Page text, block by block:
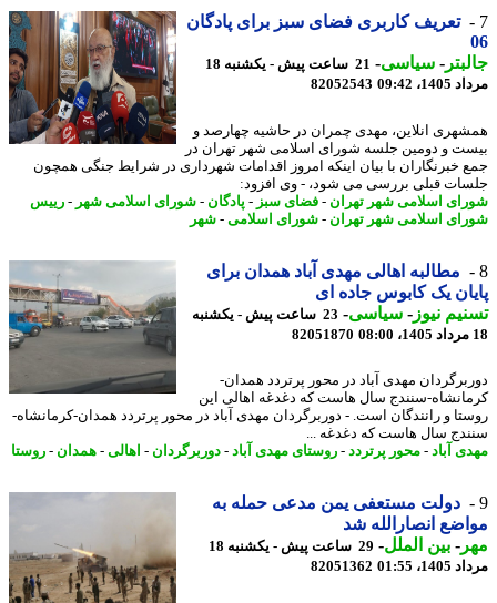
تعریف کاربری فضای سبز برای پادگان
-سیاسی-
21 ساعت پیش - یکشنبه 18
09:42
82052543
انلاین، مهدی چمران در حاشیه چهارصد و
و دومین جلسه شورای اسلامی شهر تهران در
خبرنگاران با بیان اینکه امروز اقدامات شهرداری در شرایط جنگی همچون
قبلی بررسی می شود، - وی افزود:
اسلامی شهر تهران- فضای سبز -پادگان-شورای اسلامی شهر -رییس
اسلامی شهر تهران- شورای اسلامی-شهر
مطالبه اهالی مهدی آباد همدان برای
یک کابوس جاده ای
نیوز-سیاسی-
23 ساعت پیش - یکشنبه
82051870
مهدی آباد در محور پرتردد همدان-
سنندج سال هاست که دغدغه اهالی این
و رانندگان است. - دوربرگردان مهدی آباد در محور پرتردد همدان-کرمانشاه-
سال هاست که دغدغه ...
آباد- محور پرتردد - روستای مهدی آباد- دوربرگردان - اهالی-همدان- روستا
دولت مستعفی یمن مدعی حمله به
انصارالله شد
-بین الملل-
29 ساعت پیش - یکشنبه 18
01:55
82051362